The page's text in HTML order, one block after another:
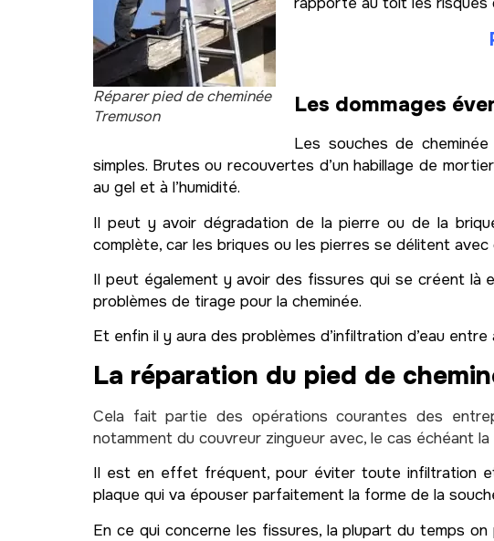
Réparer pied de cheminée
Tremuson
Les dommages
Les souches de
simples. Brutes ou recouvertes d’un habillage de
au gel et à l’humidité.
Il peut y avoir dégradation de la pierre ou de la
complète, car les briques ou les pierres se délitent
Il peut également y avoir des fissures qui se créent là
problèmes de tirage pour la cheminée.
Et enfin il y aura des problèmes d’infiltration d’eau
La réparation du pied de
Cela fait partie des opérations courantes des
notamment du couvreur zingueur avec, le cas échéant
Il est en effet fréquent, pour éviter toute infiltration
plaque qui va épouser parfaitement la forme de la
En ce qui concerne les fissures, la plupart du temps